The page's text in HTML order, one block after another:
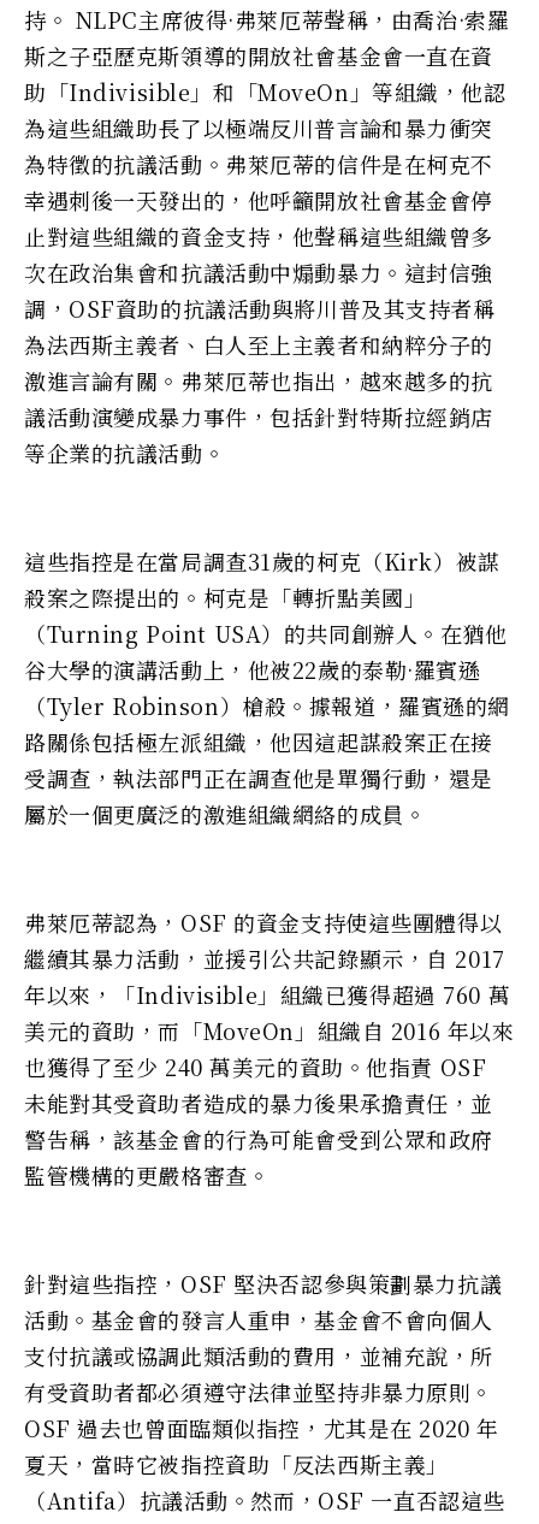
持。 NLPC主席彼得·弗萊厄蒂聲稱，由喬治·索羅
斯之子亞歷克斯領導的開放社會基金會一直在資
助「Indivisible」和「MoveOn」等組織，他認
為這些組織助長了以極端反川普言論和暴力衝突
為特徵的抗議活動。弗萊厄蒂的信件是在柯克不
幸遇刺後一天發出的，他呼籲開放社會基金會停
止對這些組織的資金支持，他聲稱這些組織曾多
次在政治集會和抗議活動中煽動暴力。這封信強
調，OSF資助的抗議活動與將川普及其支持者稱
為法西斯主義者、白人至上主義者和納粹分子的
激進言論有關。弗萊厄蒂也指出，越來越多的抗
議活動演變成暴力事件，包括針對特斯拉經銷店
等企業的抗議活動。
這些指控是在當局調查31歲的柯克（Kirk）被謀
殺案之際提出的。柯克是「轉折點美國」
（Turning Point USA）的共同創辦人。在猶他
谷大學​​的演講活動上，他被22歲的泰勒·羅賓遜
（Tyler Robinson）槍殺。據報道，羅賓遜的網
路關係包括極左派組織，他因這起謀殺案正在接
受調查，執法部門正在調查他是單獨行動，還是
屬於一個更廣泛的激進組織網絡的成員。
弗萊厄蒂認為，OSF 的資金支持使這些團體得以
繼續其暴力活動，並援引公共記錄顯示，自 2017
年以來，「Indivisible」組織已獲得超過 760 萬
美元的資助，而「MoveOn」組織自 2016 年以來
也獲得了至少 240 萬美元的資助。他指責 OSF
未能對其受資助者造成的暴力後果承擔責任，並
警告稱，該基金會的行為可能會受到公眾和政府
監管機構的更嚴格審查。
針對這些指控，OSF 堅決否認參與策劃暴力抗議
活動。基金會的發言人重申，基金會不會向個人
支付抗議或協調此類活動的費用，並補充說，所
有受資助者都必須遵守法律並堅持非暴力原則。
OSF 過去也曾面臨類似指控，尤其是在 2020 年
夏天，當時它被指控資助「反法西斯主義」
（Antifa）抗議活動。然而，OSF 一直否認這些